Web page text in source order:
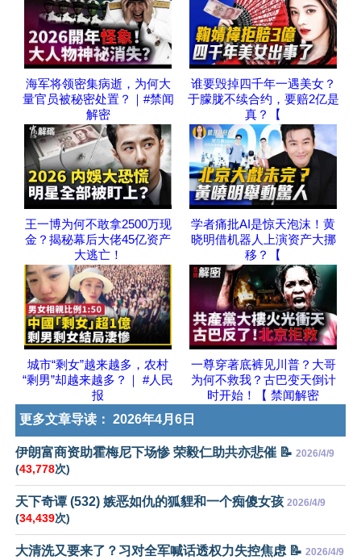
海军将领密集病逝，为何大
量官员被秘密处置？｜#禁闻
解密
谁要毁掉四千年一遇美女？
于朦胧不续合约，要赔2亿是
真？【
王一博为何不敢拿2500万现
金？揭秘幕后大佬45亿资产
大逃亡！
学者痛批AI是惊天泡沫！黄
晓明借机器人上演资产大挪
移？【
城市“剩女”越来越多，农村
“剩男”却越来越多？｜ #人民
报
一尊穿著底裤见川普？大哥
为何不救我？古巴变天倒计
时开始！【 禁闻解密
更多文章导读： 2026年4月6日
伊朗富商资助霍梅尼下场惨 荣毅仁助共亦悲催 📝 2026/4/9
(43,778次)
天下奇谭 (532) 嫉恶如仇的狐貍和一个痴傻女孩 2026/4/9
(34,439次)
大清洗又要来了？习对全军喊话透权力失控焦虑 📝 2026/4/9